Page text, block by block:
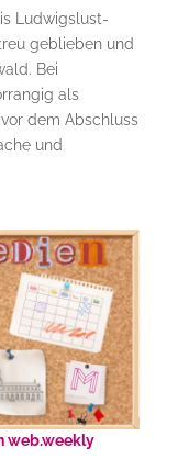
Ludwigslust-
geblieben und
Bei
als
dem Abschluss
und
web.weekly